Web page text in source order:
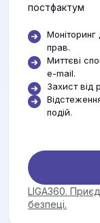
постфактум
Моніторинг
прав.
Миттєві
e-mail.
Захист від
подій.
LIGA360.
безпеці.